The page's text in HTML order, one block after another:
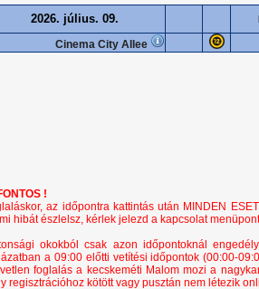
2026. július. 09.
Cinema City Allee
!
az időpontra kattintás után MINDEN
hibát észlelsz, kérlek jelezd a kapcsolat
okokból csak azon időpontoknál
a 09:00 előtti vetítési időpontok (00:00-
foglalás a kecskeméti Malom mozi a
regisztrációhoz kötött vagy pusztán nem létezik